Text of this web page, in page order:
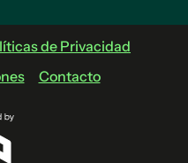
de Privacidad
Contacto